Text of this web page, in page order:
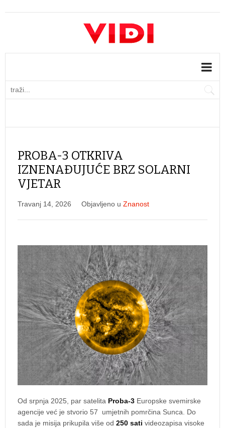
PROBA-3 OTKRIVA
IZNENAĐUJUĆE BRZ SOLARNI
VJETAR
Travanj 14, 2026 Objavljeno u Znanost
Od srpnja 2025, par satelita Proba-3 Europske svemirske
agencije već je stvorio 57 umjetnih pomrčina Sunca. Do
sada je misija prikupila više od 250 sati videozapisa visoke